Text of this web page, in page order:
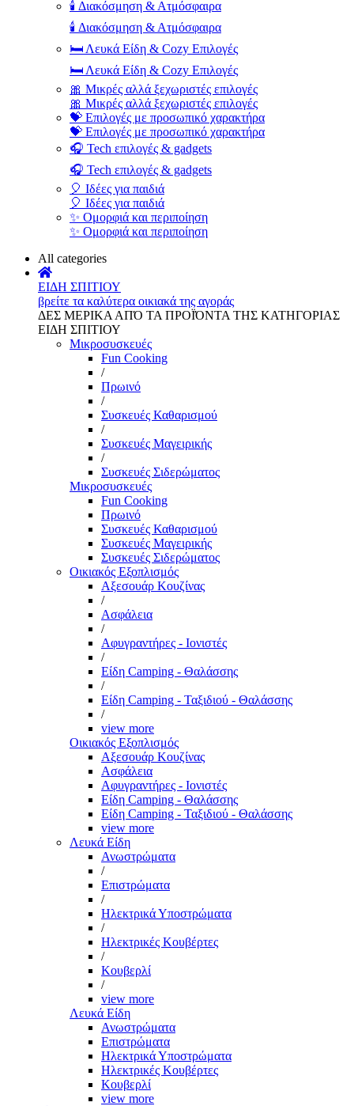
🕯️ Διακόσμηση & Ατμόσφαιρα
🕯️ Διακόσμηση & Ατμόσφαιρα
🛏️ Λευκά Είδη & Cozy Επιλογές
🛏️ Λευκά Είδη & Cozy Επιλογές
🎀 Μικρές αλλά ξεχωριστές επιλογές
🎀 Μικρές αλλά ξεχωριστές επιλογές
💝 Επιλογές με προσωπικό χαρακτήρα
💝 Επιλογές με προσωπικό χαρακτήρα
🎧 Tech επιλογές & gadgets
🎧 Tech επιλογές & gadgets
🎈 Ιδέες για παιδιά
🎈 Ιδέες για παιδιά
✨ Ομορφιά και περιποίηση
✨ Ομορφιά και περιποίηση
All categories
ΕΙΔΗ ΣΠΙΤΙΟΥ
βρείτε τα καλύτερα οικιακά της αγοράς
ΔΕΣ ΜΕΡΙΚΑ ΑΠΌ ΤΑ ΠΡΟΪΌΝΤΑ ΤΗΣ ΚΑΤΗΓΟΡΙΑΣ
ΕΙΔΗ ΣΠΙΤΙΟΥ
Μικροσυσκευές
Fun Cooking
/
Πρωινό
/
Συσκευές Καθαρισμού
/
Συσκευές Μαγειρικής
/
Συσκευές Σιδερώματος
Μικροσυσκευές
Fun Cooking
Πρωινό
Συσκευές Καθαρισμού
Συσκευές Μαγειρικής
Συσκευές Σιδερώματος
Οικιακός Εξοπλισμός
Αξεσουάρ Κουζίνας
/
Ασφάλεια
/
Αφυγραντήρες - Ιονιστές
/
Είδη Camping - Θαλάσσης
/
Είδη Camping - Ταξιδιού - Θαλάσσης
/
view more
Οικιακός Εξοπλισμός
Αξεσουάρ Κουζίνας
Ασφάλεια
Αφυγραντήρες - Ιονιστές
Είδη Camping - Θαλάσσης
Είδη Camping - Ταξιδιού - Θαλάσσης
view more
Λευκά Είδη
Ανωστρώματα
/
Επιστρώματα
/
Ηλεκτρικά Υποστρώματα
/
Ηλεκτρικές Κουβέρτες
/
Κουβερλί
/
view more
Λευκά Είδη
Ανωστρώματα
Επιστρώματα
Ηλεκτρικά Υποστρώματα
Ηλεκτρικές Κουβέρτες
Κουβερλί
view more